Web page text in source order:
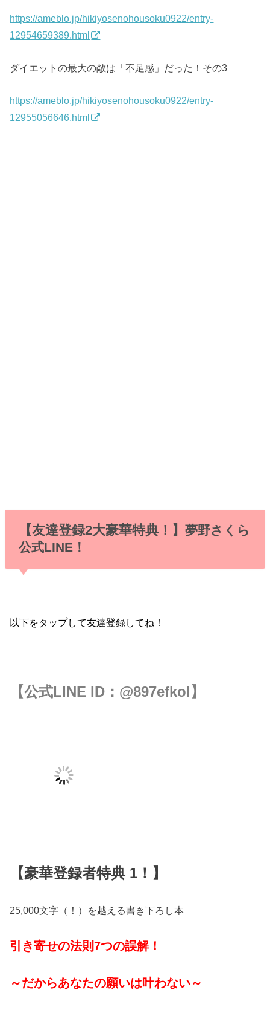
https://ameblo.jp/hikiyosenohousoku0922/entry-
12954659389.html
ダイエットの最大の敵は「不足感」だった！その3
https://ameblo.jp/hikiyosenohousoku0922/entry-
12955056646.html
【友達登録2大豪華特典！】 夢野さくら
公式LINE！
以下をタップして友達登録してね！
【公式LINE ID： @897efkol 】
【豪華登録者特典 1！】
25,000文字（！）を越える書き下ろし本
引き寄せの法則7つの誤解！
～だからあなたの願いは叶わない～